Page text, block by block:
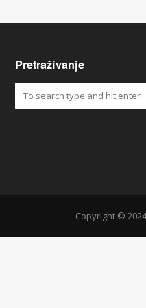
Pretraživanje
Copyright ©